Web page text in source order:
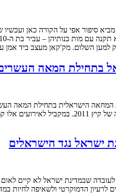
סיפור אפי על הקורה כאן
השלום. מק'קאן מעצב ביד אמן
בתחילת המאה
המחאה הישראלית בתחילת המאה
האינתיפאדה השנייה, המחאה
ישראל נגד הישראלים
שבמדינת ישראל לא קיים
לרעיון הדמוקרטי ולשאיפה לחיות